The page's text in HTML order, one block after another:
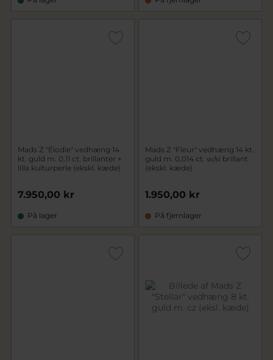
Mads Z "Élodie" vedhæng 14
kt. guld m. 0,11 ct. brillanter +
lilla kulturperle (ekskl. kæde)
7.950,00 kr
På lager
Mads Z "Fleur" vedhæng 14 kt.
guld m. 0,014 ct. w/si brillant
(ekskl. kæde)
1.950,00 kr
På fjernlager